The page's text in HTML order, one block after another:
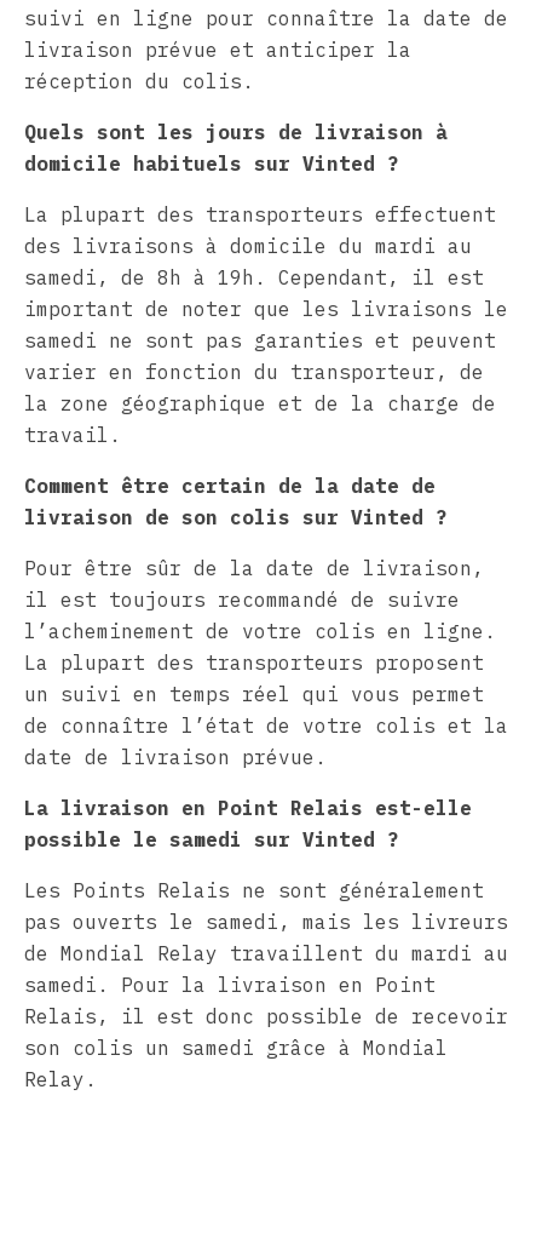
suivi en ligne pour connaître la date de
livraison prévue et anticiper la
réception du colis.
Quels sont les jours de livraison à
domicile habituels sur Vinted ?
La plupart des transporteurs effectuent
des livraisons à domicile du mardi au
samedi, de 8h à 19h. Cependant, il est
important de noter que les livraisons le
samedi ne sont pas garanties et peuvent
varier en fonction du transporteur, de
la zone géographique et de la charge de
travail.
Comment être certain de la date de
livraison de son colis sur Vinted ?
Pour être sûr de la date de livraison,
il est toujours recommandé de suivre
l’acheminement de votre colis en ligne.
La plupart des transporteurs proposent
un suivi en temps réel qui vous permet
de connaître l’état de votre colis et la
date de livraison prévue.
La livraison en Point Relais est-elle
possible le samedi sur Vinted ?
Les Points Relais ne sont généralement
pas ouverts le samedi, mais les livreurs
de Mondial Relay travaillent du mardi au
samedi. Pour la livraison en Point
Relais, il est donc possible de recevoir
son colis un samedi grâce à Mondial
Relay.